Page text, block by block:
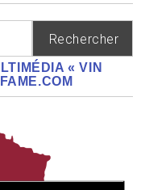
« VIN